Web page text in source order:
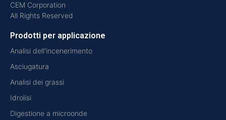
CEM Corporation
All Rights Reserved
Prodotti per applicazione
Analisi dell'incenerimento
Asciugatura
Analisi dei grassi
Idrolisi
Digestione a microonde